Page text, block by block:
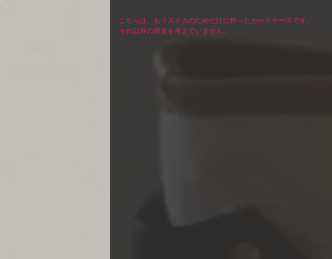
こちらは、もうスイカのためだけに作ったカードケースです。
それ以外の用途を考えていません。